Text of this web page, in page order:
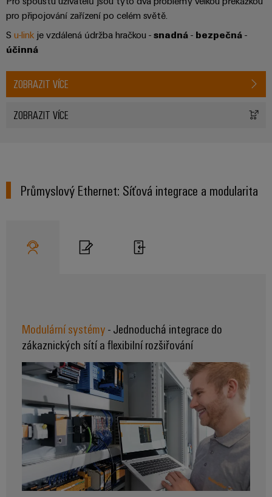
pro připojování zařízení po celém světě.
S u-link je vzdálená údržba hračkou - snadná - bezpečná -
účinná
ZOBRAZIT VÍCE
ZOBRAZIT VÍCE
Průmyslový Ethernet: Síťová integrace a modularita
Modulární systémy- Jednoduchá integrace do
zákaznických sítí a flexibilní rozšiřování